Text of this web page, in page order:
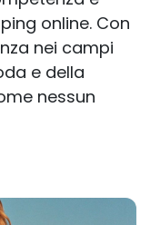
online. Con
nei campi
e della
nessun